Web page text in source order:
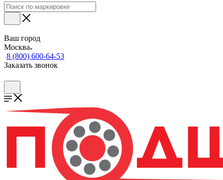
Ваш город
Москва
8 (800) 600-64-53
Заказать звонок